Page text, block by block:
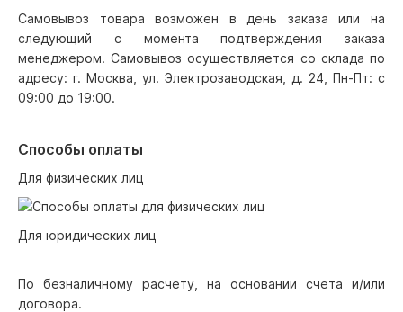
Самовывоз товара возможен в день заказа или на
следующий с момента подтверждения заказа
менеджером. Самовывоз осуществляется со склада по
адресу: г. Москва, ул. Электрозаводская, д. 24, Пн-Пт: с
09:00 до 19:00.
Способы оплаты
Для физических лиц
Для юридических лиц
По безналичному расчету, на основании счета и/или
договора.